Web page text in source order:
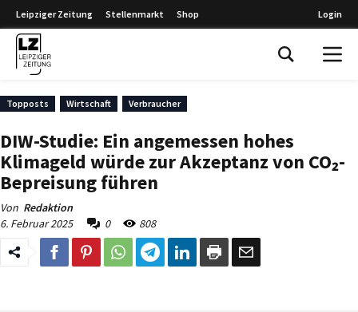
Leipziger Zeitung Stellenmarkt Shop Login
Topposts Wirtschaft Verbraucher
DIW-Studie: Ein angemessen hohes
Klimageld würde zur Akzeptanz von CO₂-
Bepreisung führen
Von Redaktion
6. Februar 2025
0 808